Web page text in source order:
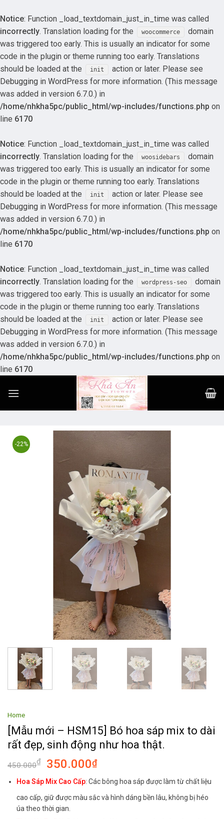
Notice: Function _load_textdomain_just_in_time was called
incorrectly. Translation loading for the woocommerce
domain
was triggered too early. This is usually an indicator for some
code in the plugin or theme running too early. Translations
should be loaded at the
init
action or later. Please see
Debugging in WordPress for more information. (This message
was added in version 6.7.0.) in
/home/nhkha5pc/public_html/wp-includes/functions.php on
line 6170
Notice: Function _load_textdomain_just_in_time was called
incorrectly. Translation loading for the woosidebars
domain
was triggered too early. This is usually an indicator for some
code in the plugin or theme running too early. Translations
should be loaded at the
init
action or later. Please see
Debugging in WordPress for more information. (This message
was added in version 6.7.0.) in
/home/nhkha5pc/public_html/wp-includes/functions.php on
line 6170
Notice: Function _load_textdomain_just_in_time was called
incorrectly. Translation loading for the wordpress-seo
domain
was triggered too early. This is usually an indicator for some
code in the plugin or theme running too early. Translations
should be loaded at the
init
action or later. Please see
Debugging in WordPress for more information. (This message
was added in version 6.7.0.) in
/home/nhkha5pc/public_html/wp-includes/functions.php on
line 6170
-22%
Home
[Mẫu mới – HSM15] Bó hoa sáp mix to dài
rất đẹp, sinh động như hoa thật.
450.000₫ 350.000₫
Hoa Sáp Mix Cao Cấp: Các bông hoa sáp được làm từ chất liệu
cao cấp, giữ được màu sắc và hình dáng bền lâu, không bị héo
úa theo thời gian.